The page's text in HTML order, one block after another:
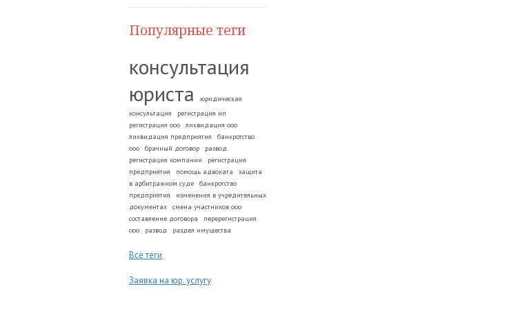
Популярные теги
консультация
юриста
юридическая
консультация
регистрация ип
регистрация ооо
ликвидация ооо
ликвидация предприятия
банкротство
ооо
брачный договор
развод.
регистрация компании
регистрация
предприятия
помощь адвоката
защита
в арбитражном суде
банкротство
предприятия
изменения в учредительных
документах
смена участников ооо
составление договора
перерегистрация
ооо
развод раздел имущества
Все теги
Заявка на юр. услугу